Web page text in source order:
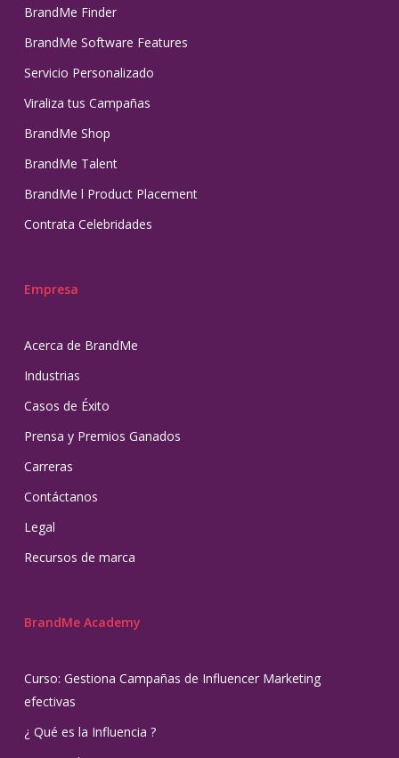
BrandMe Finder
BrandMe Software Features
Servicio Personalizado
Viraliza tus Campañas
BrandMe Shop
BrandMe Talent
BrandMe l Product Placement
Contrata Celebridades
Empresa
Acerca de BrandMe
Industrias
Casos de Éxito
Prensa y Premios Ganados
Carreras
Contáctanos
Legal
Recursos de marca
BrandMe Academy
Curso: Gestiona Campañas de Influencer Marketing
efectivas
¿ Qué es la Influencia ?